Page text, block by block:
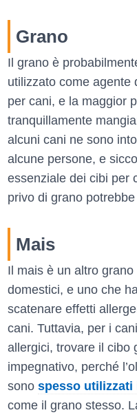
Grano
Il grano è
utilizzato come agente
per cani, e la maggior
tranquillamente
alcuni cani ne sono
alcune persone, e
essenziale dei cibi per
privo di grano
Mais
Il mais è un altro
domestici, e uno che
scatenare effetti
cani. Tuttavia, per i
allergici, trovare il cibo
impegnativo, perché
sono spesso utilizzati
come il grano stesso.